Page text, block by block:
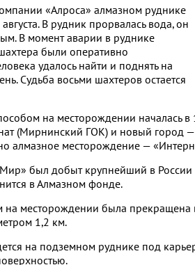
«Алроса» алмазном руднике
В рудник прорвалась вода, он
В момент аварии в руднике
были оперативно
удалось найти и поднять на
Судьба восьми шахтеров остается
на месторождении началась в
(Мирнинский ГОК) и новый город
алмазное месторождение —
был добыт крупнейший в
в Алмазном фонде.
месторождении была прекращена
1,2 км.
на подземном руднике под